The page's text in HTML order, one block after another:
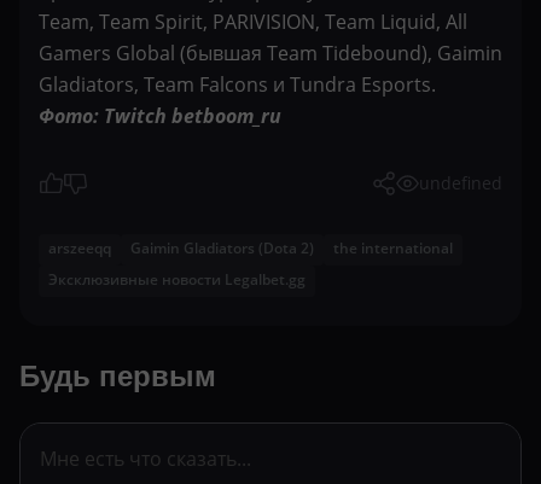
Team, Team Spirit, PARIVISION, Team Liquid, All
Gamers Global (бывшая Team Tidebound), Gaimin
Gladiators, Team Falcons и Tundra Esports.
Фото: Twitch betboom_ru
undefined
arszeeqq Gaimin Gladiators (Dota 2)
the international
Эксклюзивные новости Legalbet.gg
Будь первым